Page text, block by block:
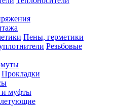
Пены, герметики
Резьбовые
Прокладки
и муфты